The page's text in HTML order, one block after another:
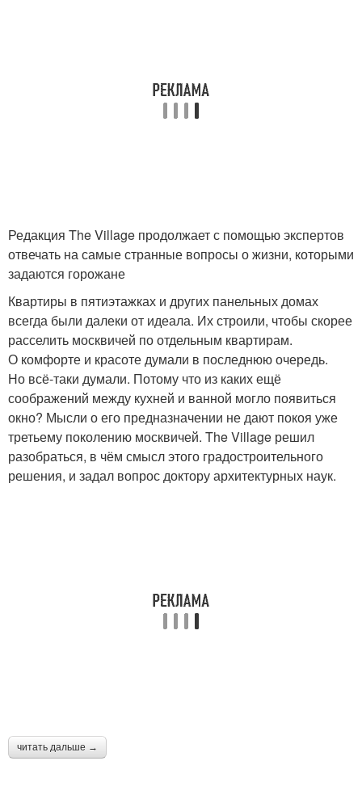
Редакция The Village продолжает с помощью экспертов
отвечать на самые странные вопросы о жизни, которыми
задаются горожане
Квартиры в пятиэтажках и других панельных домах
всегда были далеки от идеала. Их строили, чтобы скорее
расселить москвичей по отдельным квартирам.
О комфорте и красоте думали в последнюю очередь.
Но всё-таки думали. Потому что из каких ещё
соображений между кухней и ванной могло появиться
окно? Мысли о его предназначении не дают покоя уже
третьему поколению москвичей. The Village решил
разобраться, в чём смысл этого градостроительного
решения, и задал вопрос доктору архитектурных наук.
читать дальше →